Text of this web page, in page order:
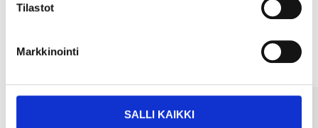
Tilastot
Markkinointi
SALLI KAIKKI